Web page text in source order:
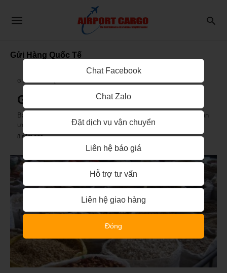
Gửi Hàng Quốc Tế
GỬI HÀNG QUỐC TẾ
Gửi gia vị và cafe đi Mỹ rẻ
Bạn đang có nhu cầu vận chuyển gửi gia vị hành phi đi Mỹ. Bạn
ước muốn gửi bánh tráng…
8 năm ago
Chat Facebook
Chat Zalo
Đặt dịch vụ vận chuyển
Liên hệ báo giá
Hỗ trợ tư vấn
Liên hệ giao hàng
Đóng